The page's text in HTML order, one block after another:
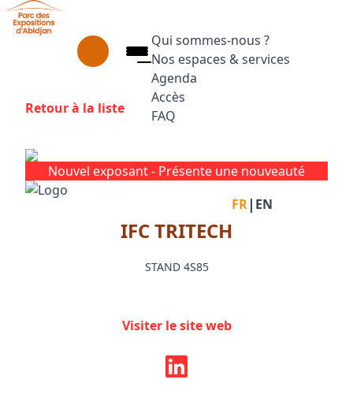
Aller au contenu principal
Qui sommes-nous ?
Nos espaces & services
Agenda
Accès
FAQ
Facebook
Instagram
Linkedin
FR| EN
Retour à la liste
Nouvel exposant - Présente une nouveauté
IFC TRITECH
STAND 4S85
Visiter le site web
Panneau de gestion des cookies